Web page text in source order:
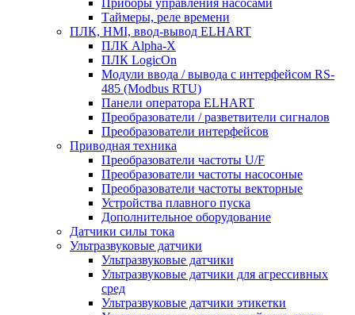
Таймеры, реле времени
ПЛК, HMI, ввод-вывод ELHART
ПЛК Alpha-X
ПЛК LogicOn
Модули ввода / вывода с интерфейсом RS-
485 (Modbus RTU)
Панели оператора ELHART
Преобразователи / разветвители сигналов
Преобразователи интерфейсов
Приводная техника
Преобразователи частоты U/F
Преобразователи частоты насосоные
Преобразователи частоты векторные
Устройства плавного пуска
Дополнительное оборудование
Датчики силы тока
Ультразвуковые датчики
Ультразвуковые датчики
Ультразвуковые датчики для агрессивных
сред
Ультразвуковые датчики этикетки